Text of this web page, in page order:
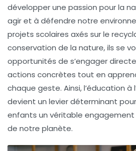
développer une passion pour la
agir et à défendre notre
projets scolaires axés sur le
conservation de la nature, ils se
opportunités de s’engager
actions concrètes tout en
chaque geste. Ainsi, l’éducation à
devient un levier déterminant
enfants un véritable engagement
de notre planète.